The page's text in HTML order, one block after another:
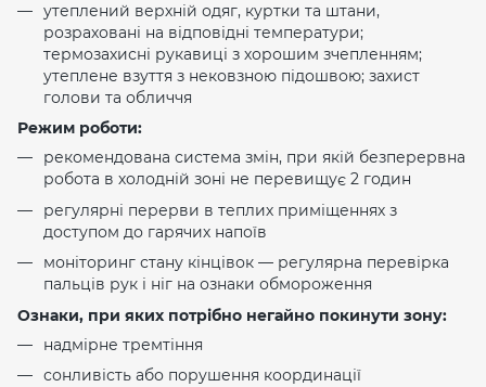
утеплений верхній одяг, куртки та штани,
розраховані на відповідні температури;
термозахисні рукавиці з хорошим зчепленням;
утеплене взуття з нековзною підошвою; захист
голови та обличчя
Режим роботи:
рекомендована система змін, при якій безперервна
робота в холодній зоні не перевищує 2 годин
регулярні перерви в теплих приміщеннях з
доступом до гарячих напоїв
моніторинг стану кінцівок — регулярна перевірка
пальців рук і ніг на ознаки обмороження
Ознаки, при яких потрібно негайно покинути зону:
надмірне тремтіння
сонливість або порушення координації